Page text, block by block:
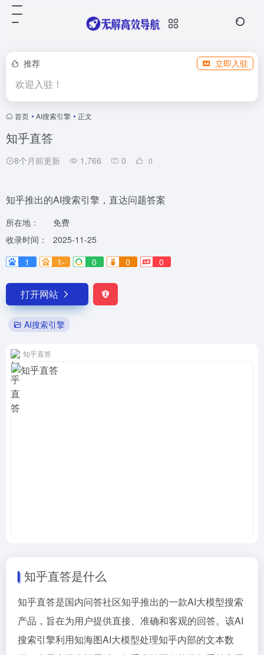
推荐 立即入驻
欢迎入驻！
首页 • AI搜索引擎 • 正文
知乎直答
8个月前更新 1,766 0 0
知乎推出的AI搜索引擎，直达问题答案
所在地：
免费
收录时间：
2025-11-25
1
1- 0 0 0
打开网站
AI搜索引擎
知乎直答
知乎直答是什么
知乎直答是国内问答社区知乎推出的一款AI大模型搜索
产品，旨在为用户提供直接、准确和客观的回答。该AI
搜索引擎利用知海图AI大模型处理知乎内部的文本数